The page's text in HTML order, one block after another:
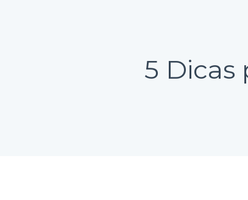
5 Dicas